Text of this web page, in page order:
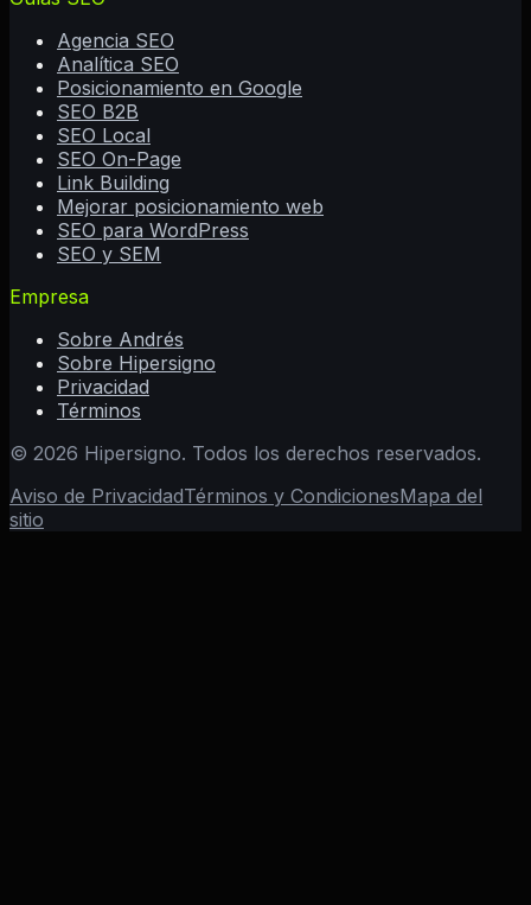
Agencia SEO
Analítica SEO
Posicionamiento en Google
SEO B2B
SEO Local
SEO On-Page
Link Building
Mejorar posicionamiento web
SEO para WordPress
SEO y SEM
Empresa
Sobre Andrés
Sobre Hipersigno
Privacidad
Términos
© 2026 Hipersigno. Todos los derechos reservados.
Aviso de PrivacidadTérminos y CondicionesMapa del
sitio